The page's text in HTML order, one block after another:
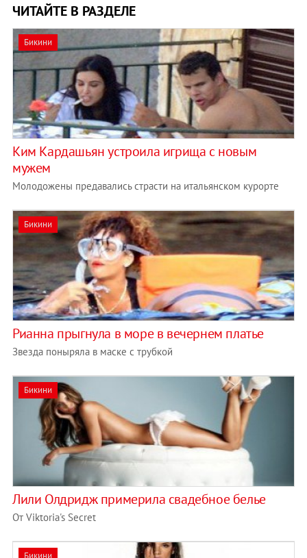
ЧИТАЙТЕ В РАЗДЕЛЕ
Бикини
Ким Кардашьян устроила игрища с новым
мужем
Молодожены предавались страсти на итальянском курорте
Бикини
Рианна прыгнула в море в вечернем платье
Звезда поныряла в маске с трубкой
Бикини
Лили Олдридж примерила свадебное белье
От Viktoria's Secret
Бикини